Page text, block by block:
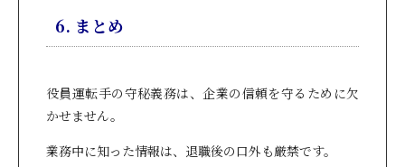
6. まとめ
役員運転手の守秘義務は、企業の信頼を守るために欠
かせません。
業務中に知った情報は、退職後の口外も厳禁です。